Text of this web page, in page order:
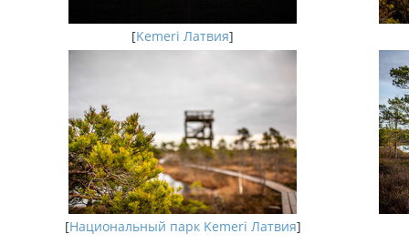
[Kemeri Латвия]
[Национальный парк Kemeri Латвия]